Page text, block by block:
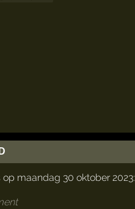
maandag 30 oktober 2023: